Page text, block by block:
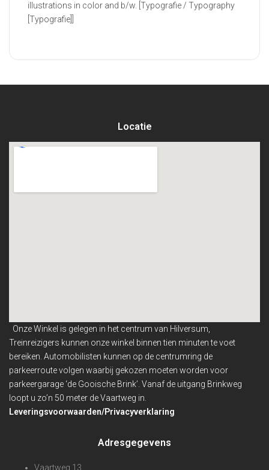
illustrations in color and b/w. [Typografie / Typography
[Typografie]]
Locatie
Onze Winkel is gelegen in het centrum van Hilversum,
Treinreizigers kunnen onze winkel binnentien minuten te voet
bereiken. Automobilisten kunnen op de centrumring de
parkeerroute volgen waarbij gekozen moeten worden voor
parkeergarage ‘de Gooische Brink’. Vanaf de uitgang Brinkweg
loopt u zo’n 50 meter de Vaartweg in.
Leveringsvoorwaarden/Privacyverklaring
Adresgegevens
Vaartweg 13